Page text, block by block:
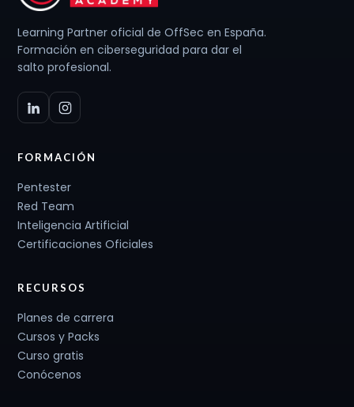
Learning Partner oficial de OffSec en España.
Formación en ciberseguridad para dar el
salto profesional.
FORMACIÓN
Pentester
Red Team
Inteligencia Artificial
Certificaciones Oficiales
RECURSOS
Planes de carrera
Cursos y Packs
Curso gratis
Conócenos